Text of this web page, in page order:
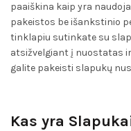
paaiškina kaip yra
pakeistos be išankstinio
tinklapiu sutinkate su
atsižvelgiant į nuostatas
galite pakeisti slapukų
Kas yra